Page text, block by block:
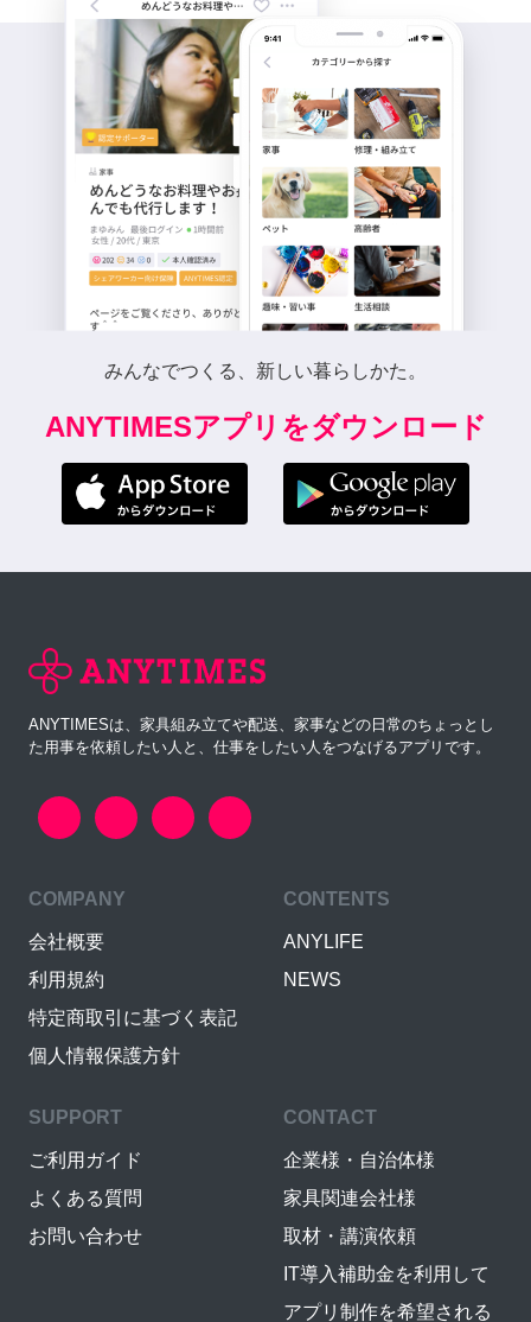
みんなでつくる、新しい暮らしかた。
ANYTIMESアプリをダウンロード
ANYTIMESは、家具組み立てや配送、家事などの日常のちょっとし
た用事を依頼したい人と、仕事をしたい人をつなげるアプリです。
COMPANY
会社概要
利用規約
特定商取引に基づく表記
個人情報保護方針
CONTENTS
ANYLIFE
NEWS
SUPPORT
ご利用ガイド
よくある質問
お問い合わせ
CONTACT
企業様・自治体様
家具関連会社様
取材・講演依頼
IT導入補助金を利用して
アプリ制作を希望される